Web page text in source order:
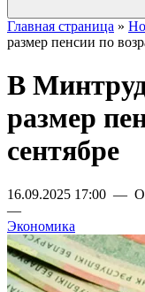
Главная страница »
размер пенсии по
В
размер
сентябре
16.09.2025 17:00 —
—
Экономика